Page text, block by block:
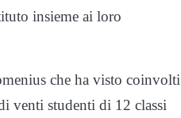
insieme ai loro
che ha visto coinvolti
venti studenti di 12 classi